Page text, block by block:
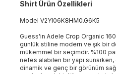
Shirt Ürün Özellikleri
ModelV2YI06K8HM0.G6K5
Guess'in Adele Crop Organic
günlük stiline modern ve şık bir
mükemmel bir seçimdir. %100
nefes alabilen bir yapı
dinamik ve genç bir görünüm